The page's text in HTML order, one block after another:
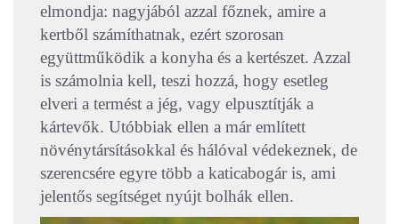
elmondja: nagyjából azzal főznek, amire a
kertből számíthatnak, ezért szorosan
együttműködik a konyha és a kertészet. Azzal
is számolnia kell, teszi hozzá, hogy esetleg
elveri a termést a jég, vagy elpusztítják a
kártevők. Utóbbiak ellen a már említett
növénytársításokkal és hálóval védekeznek, de
szerencsére egyre több a katicabogár is, ami
jelentős segítséget nyújt bolhák ellen.